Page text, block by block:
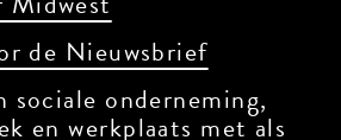
de Nieuwsbrief
sociale onderneming,
en werkplaats met als